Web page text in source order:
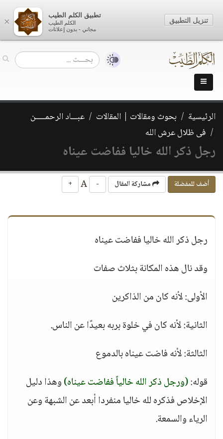
الرئيسية بحوث ومقالات | المقالات
عبـــاد الرحمـــــن
فى ظلال عرش الله
رجل ذكر الله خاليا ففاضت عيناه
أضف للمفضلة مشاركة المقال -
+
رجل ذكر الله خاليا ففاضت عيناه
وقد نال هذه المكانة بثلاث صفات
الأولى: لأنه كان من الذاكرين
الثانية: لأنه كان في خلوة بربه بعيدًا عن الناس.
الثالثة: لأنه فاضت عيناه بالدموع
قوله:(ورجل ذكر الله خالياً ففاضت عيناه)وهذا دليل
الإخلاص فذكره لله خاليا منفردا أبعد عن الشبهة وعن
الرياء والسمعة.
×
تطبيق الكلم الطيب
الكلم الطيب
مجاني - بدون إعلانات
تنزيل التطبيق